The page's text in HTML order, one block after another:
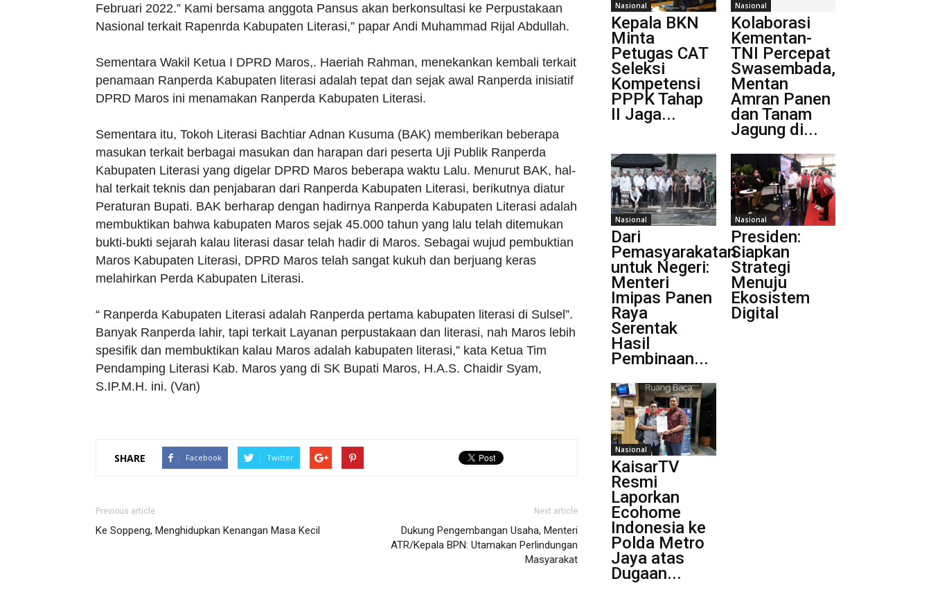
Februari 2022.” Kami bersama anggota Pansus akan berkonsultasi ke Perpustakaan
Nasional terkait Rapenrda Kabupaten Literasi,” papar Andi Muhammad Rijal Abdullah.
Sementara Wakil Ketua I DPRD Maros,. Haeriah Rahman, menekankan kembali terkait
penamaan Ranperda Kabupaten literasi adalah tepat dan sejak awal Ranperda inisiatif
DPRD Maros ini menamakan Ranperda Kabupaten Literasi.
Sementara itu, Tokoh Literasi Bachtiar Adnan Kusuma (BAK) memberikan beberapa
masukan terkait berbagai masukan dan harapan dari peserta Uji Publik Ranperda
Kabupaten Literasi yang digelar DPRD Maros beberapa waktu Lalu. Menurut BAK, hal-
hal terkait teknis dan penjabaran dari Ranperda Kabupaten Literasi, berikutnya diatur
Peraturan Bupati. BAK berharap dengan hadirnya Ranperda Kabupaten Literasi adalah
membuktikan bahwa kabupaten Maros sejak 45.000 tahun yang lalu telah ditemukan
bukti-bukti sejarah kalau literasi dasar telah hadir di Maros. Sebagai wujud pembuktian
Maros Kabupaten Literasi, DPRD Maros telah sangat kukuh dan berjuang keras
melahirkan Perda Kabupaten Literasi.
“ Ranperda Kabupaten Literasi adalah Ranperda pertama kabupaten literasi di Sulsel”.
Banyak Ranperda lahir, tapi terkait Layanan perpustakaan dan literasi, nah Maros lebih
spesifik dan membuktikan kalau Maros adalah kabupaten literasi,” kata Ketua Tim
Pendamping Literasi Kab. Maros yang di SK Bupati Maros, H.A.S. Chaidir Syam,
S.IP.M.H. ini. (Van)
SHARE Facebook Twitter
Previous article
Ke Soppeng, Menghidupkan Kenangan Masa Kecil
Next article
Dukung Pengembangan Usaha, Menteri
ATR/Kepala BPN: Utamakan Perlindungan
Masyarakat
Nasional
Kepala BKN
Minta
Petugas CAT
Seleksi
Kompetensi
PPPK Tahap
II Jaga...
Nasional
Kolaborasi
Kementan-
TNI Percepat
Swasembada,
Mentan
Amran Panen
dan Tanam
Jagung di...
Nasional
Dari
Pemasyarakatan
untuk Negeri:
Menteri
Imipas Panen
Raya
Serentak
Hasil
Pembinaan...
Nasional
Presiden:
Siapkan
Strategi
Menuju
Ekosistem
Digital
Nasional
KaisarTV
Resmi
Laporkan
Ecohome
Indonesia ke
Polda Metro
Jaya atas
Dugaan...